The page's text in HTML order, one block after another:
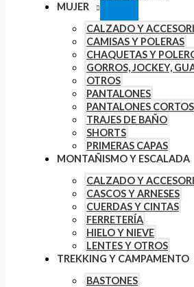
MUJER
CALZADO Y
CAMISAS Y POLERAS
CHAQUETAS Y
GORROS, JOCKEY,
OTROS
PANTALONES
PANTALONES CORTOS
TRAJES DE BAÑO
SHORTS
PRIMERAS CAPAS
MONTAÑISMO Y ESCALADA
CALZADO Y
CASCOS Y ARNESES
CUERDAS Y CINTAS
FERRETERÍA
HIELO Y NIEVE
LENTES Y OTROS
TREKKING Y CAMPAMENTO
BASTONES